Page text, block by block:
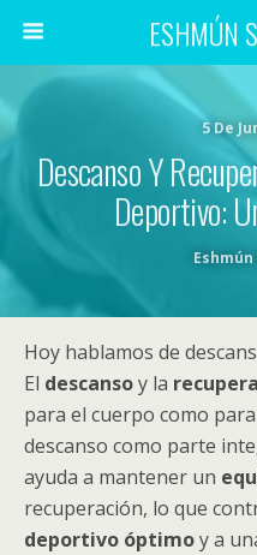
ESHMÚN
5 De
Descanso Y
Deportivo:
Hoy hablamos de
El descansoy la
para el cuerpo como
descanso como parte
ayuda a mantener un
recuperación, lo que
deportivo óptimoy a